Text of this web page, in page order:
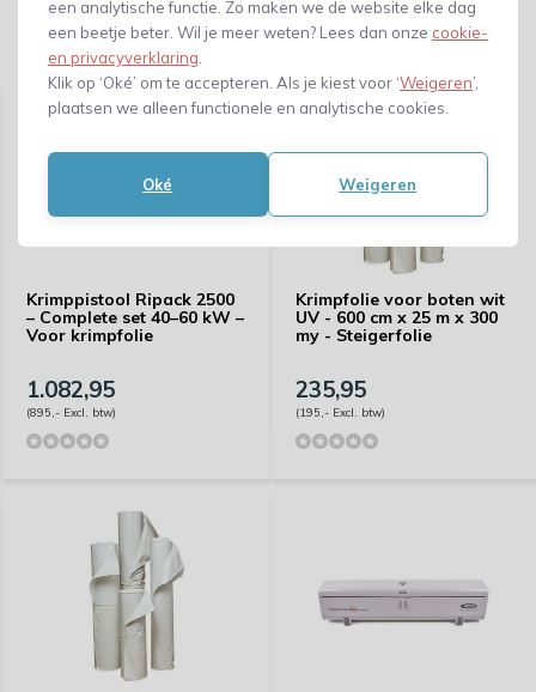
een analytische functie. Zo maken we de website elke dag
een beetje beter. Wil je meer weten? Lees dan onze cookie-
en privacyverklaring
Klik op ‘Oké’ om te accepteren. Als je kiest voor ‘Weigeren’,
plaatsen we alleen functionele en analytische cookies.
Oké Weigeren
Gerelateerde producten
Krimppistool Ripack 2500
– Complete set 40–60 kW –
Voor krimpfolie
1.082,95
(895,- Excl. btw)
Krimpfolie voor boten wit
UV - 600 cm x 25 m x 300
my - Steigerfolie
235,95
(195,- Excl. btw)